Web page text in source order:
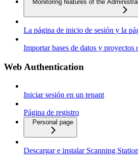
Monitoring features of the
La página de inicio de sesión y la
Importar bases de datos y
Web Authentication
Iniciar sesión en un tenant
Página de registro
Personal page
Descargar e instalar Scanning Station